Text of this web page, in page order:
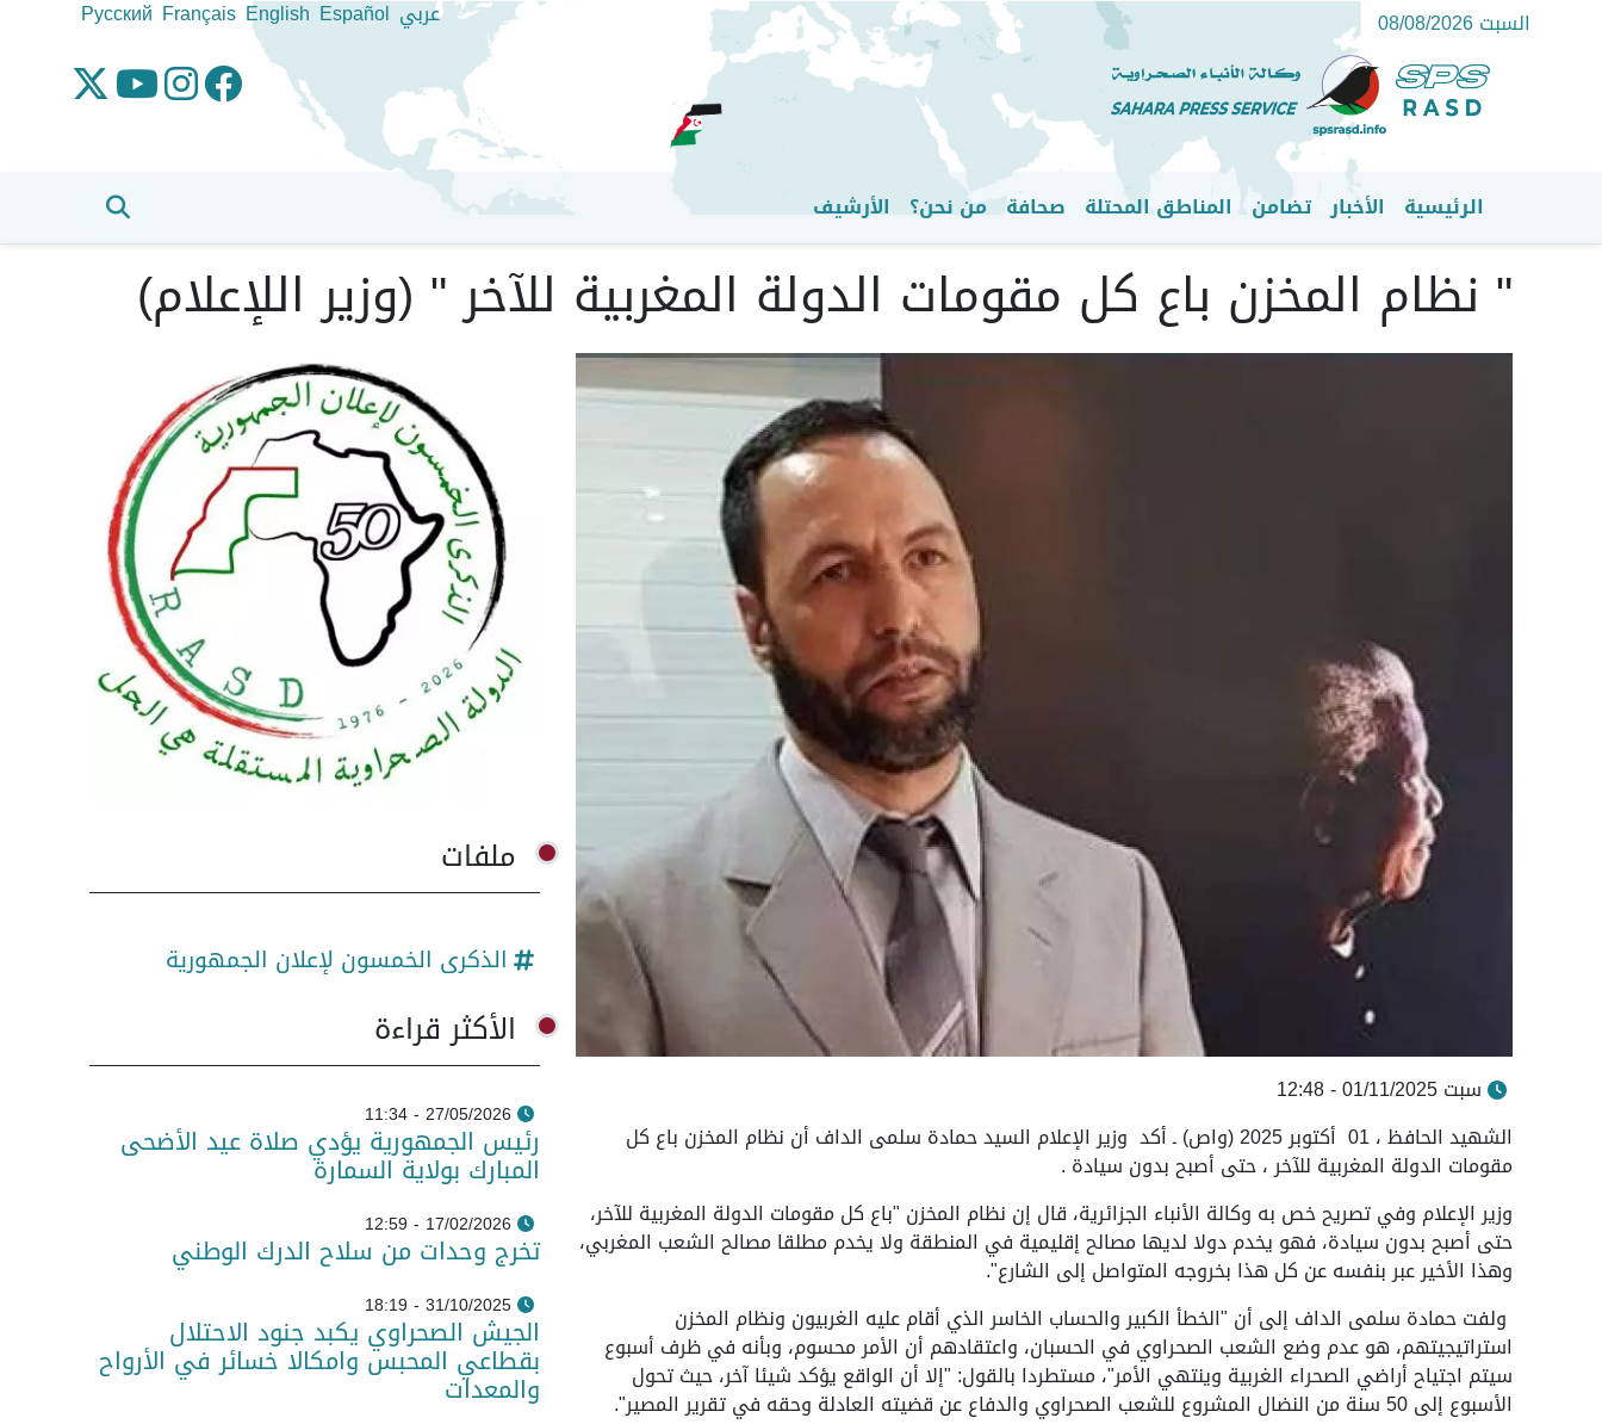
تجاوز
إلى
المحتوى
الرئيسي
السبت 08/08/2026 عربي Español
English
Français
Pусский
القائمة الرئيسية
الرئيسية الأخبار تضامن المناطق المحتلة صحافة من نحن؟ الأرشيف
" نظام المخزن باع كل مقومات الدولة المغربية للآخر " (وزير اللإعلام)
سبت 01/11/2025 - 12:48
الشهيد الحافظ ، 01 أكتوبر 2025 (واص) ـ أكد وزير الإعلام السيد حمادة سلمى الداف أن نظام المخزن باع كل
مقومات الدولة المغربية للآخر ، حتى أصبح بدون سيادة .
وزير الإعلام وفي تصريح خص به وكالة الأنباء الجزائرية، قال إن نظام المخزن "باع كل مقومات الدولة المغربية للآخر،
حتى أصبح بدون سيادة، فهو يخدم دولا لديها مصالح إقليمية في المنطقة ولا يخدم مطلقا مصالح الشعب المغربي،
وهذا الأخير عبر بنفسه عن كل هذا بخروجه المتواصل إلى الشارع".
ولفت حمادة سلمى الداف إلى أن "الخطأ الكبير والحساب الخاسر الذي أقام عليه الغربيون ونظام المخزن
استراتيجيتهم، هو عدم وضع الشعب الصحراوي في الحسبان، واعتقادهم أن الأمر محسوم، وبأنه في ظرف أسبوع
سيتم اجتياح أراضي الصحراء الغربية وينتهي الأمر"، مستطردا بالقول: "إلا أن الواقع يؤكد شيئا آخر، حيث تحول
الأسبوع إلى 50 سنة من النضال المشروع للشعب الصحراوي والدفاع عن قضيته العادلة وحقه في تقرير المصير".
ملفات
الذكرى الخمسون لإعلان الجمهورية
الأكثر قراءة
27/05/2026 - 11:34
رئيس الجمهورية يؤدي صلاة عيد الأضحى
المبارك بولاية السمارة
17/02/2026 - 12:59
تخرج وحدات من سلاح الدرك الوطني
31/10/2025 - 18:19
الجيش الصحراوي يكبد جنود الاحتلال
بقطاعي المحبس وامكالا خسائر في الأرواح
والمعدات